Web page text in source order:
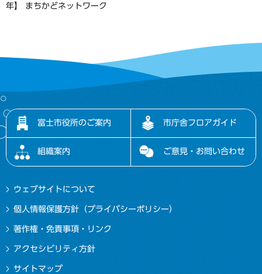
年】 まちかどネットワーク
富士市役所のご案内 市庁舎フロアガイド
組織案内 ご意見・お問い合わせ
ウェブサイトについて
個人情報保護方針（プライバシーポリシー）
著作権・免責事項・リンク
アクセシビリティ方針
サイトマップ